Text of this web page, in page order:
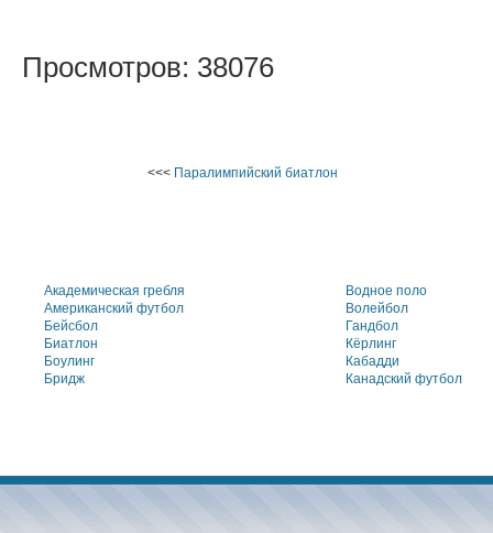
Просмотров: 38076
<<< Паралимпийский биатлон
Академическая гребля
Американский футбол
Бейсбол
Биатлон
Боулинг
Бридж
Водное поло
Волейбол
Гандбол
Кёрлинг
Кабадди
Канадский футбол